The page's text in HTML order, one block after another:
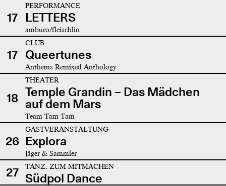
17
PERFORMANCE
LETTERS
amburo/fleischlin
17
CLUB
Queertunes
Anthems Remixed Anthology
18
THEATER
Temple Grandin – Das Mädchen
auf dem Mars
Team Tam Tam
26
GASTVERANSTALTUNG
Explora
Jäger & Sammler
27 TANZ, ZUM MITMACHEN
Südpol Dance